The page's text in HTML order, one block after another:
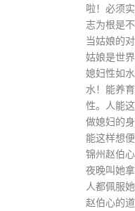
啦！必须
志为根是
当姑娘的
姑娘是世
媳妇性如
水！能养
性。人能
做媳妇的
能这样想
锦州赵伯
夜晚叫她
人都佩服
赵伯心的